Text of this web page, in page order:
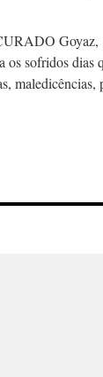
Goyaz,
sofridos dias